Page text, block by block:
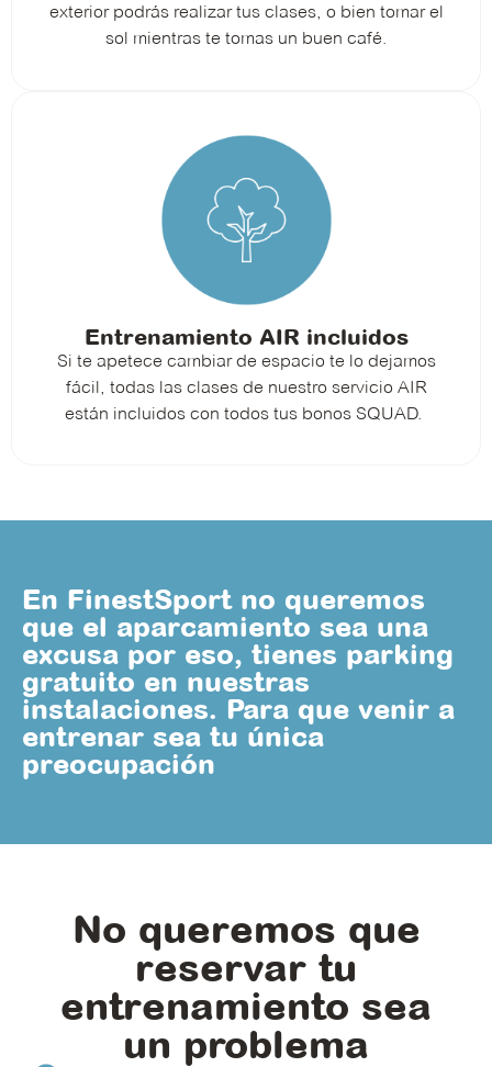
exterior podrás realizar tus clases, o bien tomar el
sol mientras te tomas un buen café.
Entrenamiento AIR incluidos
Si te apetece cambiar de espacio te lo dejamos
fácil, todas las clases de nuestro servicio AIR
están incluidos con todos tus bonos SQUAD.
En FinestSport no queremos
que el aparcamiento sea una
excusa por eso, tienes parking
gratuito en nuestras
instalaciones. Para que venir a
entrenar sea tu única
preocupación
No queremos que
reservar tu
entrenamiento sea
un problema